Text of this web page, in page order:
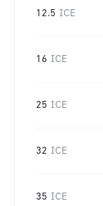
12.5 ICE
16 ICE
25 ICE
32 ICE
35 ICE